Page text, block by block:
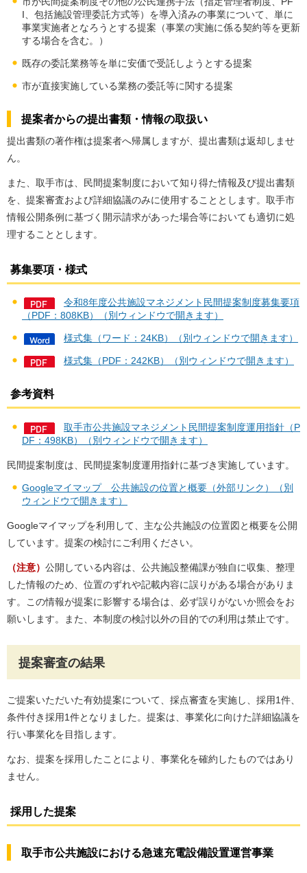
I、包括施設管理委託方式等）を導入済みの事業について、単に
事業実施者となろうとする提案（事業の実施に係る契約等を更新
する場合を含む。）
既存の委託業務等を単に安価で受託しようとする提案
市が直接実施している業務の委託等に関する提案
提案者からの提出書類・情報の取扱い
提出書類の著作権は提案者へ帰属しますが、提出書類は返却しませ
ん。
また、取手市は、民間提案制度において知り得た情報及び提出書類
を、提案審査および詳細協議のみに使用することとします。取手市
情報公開条例に基づく開示請求があった場合等においても適切に処
理することとします。
募集要項・様式
令和8年度公共施設マネジメント民間提案制度募集要項
（PDF：808KB）（別ウィンドウで開きます）
様式集（ワード：24KB）（別ウィンドウで開きます）
様式集（PDF：242KB）（別ウィンドウで開きます）
参考資料
取手市公共施設マネジメント民間提案制度運用指針（P
DF：498KB）（別ウィンドウで開きます）
民間提案制度は、民間提案制度運用指針に基づき実施しています。
Googleマイマップ 公共施設の位置と概要（外部リンク）（別
ウィンドウで開きます）
Googleマイマップを利用して、主な公共施設の位置図と概要を公開
しています。提案の検討にご利用ください。
（注意） 公開している内容は、公共施設整備課が独自に収集、整理
した情報のため、位置のずれや記載内容に誤りがある場合がありま
す。この情報が提案に影響する場合は、必ず誤りがないか照会をお
願いします。また、本制度の検討以外の目的での利用は禁止です。
提案審査の結果
ご提案いただいた有効提案について、採点審査を実施し、採用1件、
条件付き採用1件となりました。提案は、事業化に向けた詳細協議を
行い事業化を目指します。
なお、提案を採用したことにより、事業化を確約したものではあり
ません。
採用した提案
取手市公共施設における急速充電設備設置運営事業